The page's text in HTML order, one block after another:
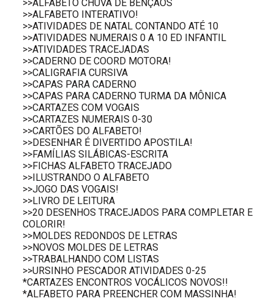
>>ALFABETO CHUVA DE BÊNÇÃOS
>>ALFABETO INTERATIVO!
>>ATIVIDADES DE NATAL CONTANDO ATÉ 10
>>ATIVIDADES NUMERAIS 0 A 10 ED INFANTIL
>>ATIVIDADES TRACEJADAS
>>CADERNO DE COORD MOTORA!
>>CALIGRAFIA CURSIVA
>>CAPAS PARA CADERNO
>>CAPAS PARA CADERNO TURMA DA MÔNICA
>>CARTAZES COM VOGAIS
>>CARTAZES NUMERAIS 0-30
>>CARTÕES DO ALFABETO!
>>DESENHAR É DIVERTIDO APOSTILA!
>>FAMÍLIAS SILÁBICAS-ESCRITA
>>FICHAS ALFABETO TRACEJADO
>>ILUSTRANDO O ALFABETO
>>JOGO DAS VOGAIS!
>>LIVRO DE LEITURA
>>20 DESENHOS TRACEJADOS PARA COMPLETAR E
COLORIR!
>>MOLDES REDONDOS DE LETRAS
>>NOVOS MOLDES DE LETRAS
>>TRABALHANDO COM LISTAS
>>URSINHO PESCADOR ATIVIDADES 0-25
*CARTAZES ENCONTROS VOCÁLICOS NOVOS!!
*ALFABETO PARA PREENCHER COM MASSINHA!